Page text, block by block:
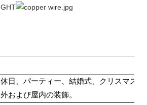
休日、パーティー、結婚式、クリスマス
外および屋内の装飾。